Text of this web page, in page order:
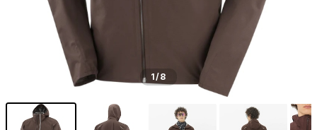
1/8